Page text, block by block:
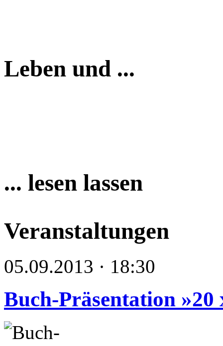
Leben und ...
... lesen lassen
Veranstaltungen
05.09.2013 · 18:30
Buch-Präsentation »20